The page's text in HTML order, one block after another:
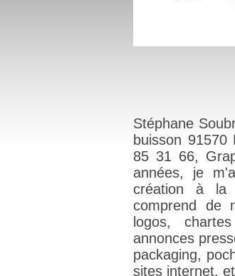
Stéphane
buisson
85 31 66,
années, je
création à la
comprend de
logos,
annonces
packaging,
sites internet,